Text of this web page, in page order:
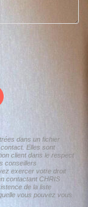
dans un fichier
Elles sont
client dans le respect
conseillers
exercer votre droit
contactant CHRIS
de la liste
vous pouvez vous